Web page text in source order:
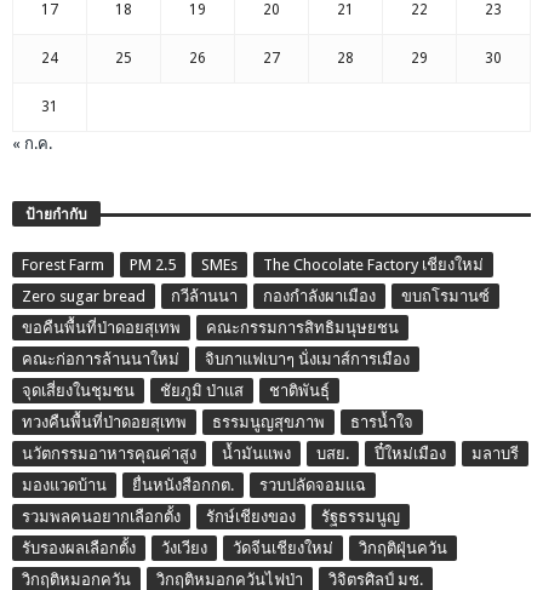
17 18 19 20 21 22 23
24 25 26 27 28 29 30
31
« ก.ค.
ป้ายกำกับ
Forest Farm PM 2.5 SMEs
The Chocolate Factory เชียงใหม่
Zero sugar bread
กวีล้านนา กองกำลังผาเมือง
ขบถโรมานซ์
ขอคืนพื้นที่ป่าดอยสุเทพ
คณะกรรมการสิทธิมนุษยชน
คณะก่อการล้านนาใหม่
จิบกาแฟเบาๆ นั่งเมาส์การเมือง
จุดเสี่ยงในชุมชน
ชัยภูมิ ป่าแส
ชาติพันธุ์
ทวงคืนพื้นที่ป่าดอยสุเทพ
ธรรมนูญสุขภาพ
ธารน้ำใจ
นวัตกรรมอาหารคุณค่าสูง
น้ำมันแพง บสย. ปี๋ใหม่เมือง
มลาบรี
มองแวดบ้าน
ยื่นหนังสือกกต.
รวบปลัดจอมแฉ
รวมพลคนอยากเลือกตั้ง
รักษ์เชียงของ
รัฐธรรมนูญ
รับรองผลเลือกตั้ง
วังเวียง วัดจีนเชียงใหม่
วิกฤติฝุ่นควัน
วิกฤติหมอกควัน
วิกฤติหมอกควันไฟป่า วิจิตรศิลป์ มช.